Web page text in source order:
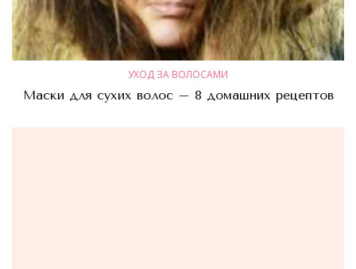
УХОД ЗА ВОЛОСАМИ
Маски для сухих волос – 8 домашних рецептов